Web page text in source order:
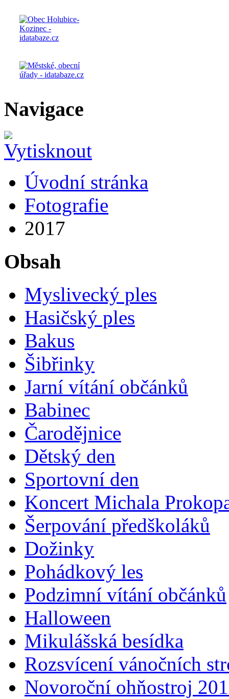
Navigace
Úvodní stránka
Fotografie
2017
Obsah
Myslivecký ples
Hasičský ples
Bakus
Šibřinky
Jarní vítání občánků
Babinec
Čarodějnice
Dětský den
Sportovní den
Koncert Michala
Šerpování předškoláků
Dožinky
Pohádkový les
Podzimní vítání občánků
Halloween
Mikulášská besídka
Rozsvícení vánočních
Novoroční ohňostroj